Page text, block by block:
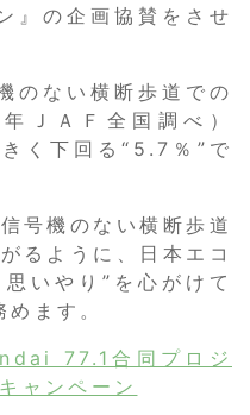
』の企画協賛をさせ
のない横断歩道での
ＪＡＦ全国調べ）
く下回る“5.7％”で
号機のない横断歩道
るように、日本エコ
いやり”を心がけて
ます。
77.1合同プロジ
ャンペーン